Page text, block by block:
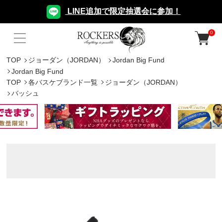
LINE追加で限定抽選会に参加！
0
TOP ジョーダン（JORDAN）
Jordan Big Fund
Jordan Big Fund
TOP
各バスケブランド一覧
ジョーダン（JORDAN）
バッシュ